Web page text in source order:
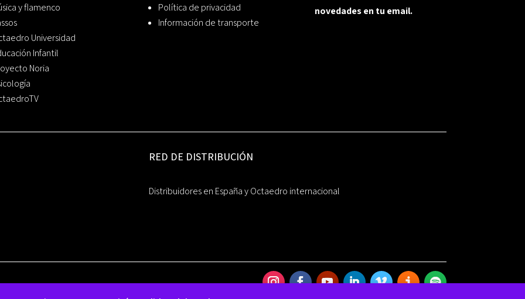
y flamenco
Universidad
Infantil
Noria
Política de privacidad
Información de transporte
novedades en tu email.
RED DE DISTRIBUCIÓN
Distribuidores en España y Octaedro internacional